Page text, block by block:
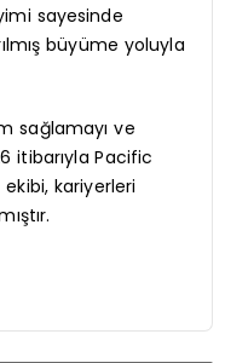
sayesinde
büyüme yoluyla
sağlamayı ve
itibarıyla Pacific
kariyerleri